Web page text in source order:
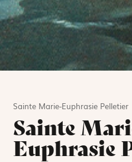
Sainte Marie-Euphrasie Pelletier
Sainte
Euphrasie